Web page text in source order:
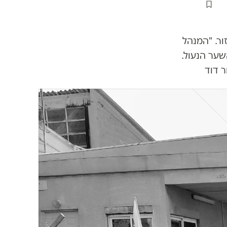
"המנהל
הנעול.
דוד